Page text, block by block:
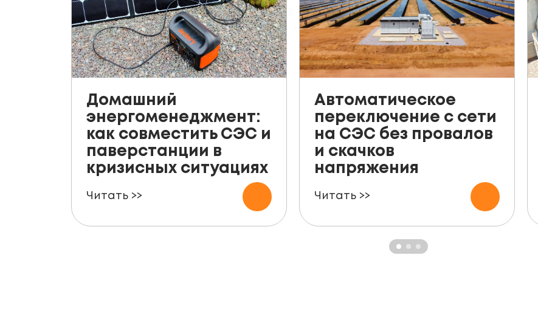
Домашний
энергоменеджмент:
как совместить СЭС и
паверстанции в
кризисных ситуациях
Читать >>
Автоматическое
переключение с сети
на СЭС без провалов
и скачков
напряжения
Читать >>